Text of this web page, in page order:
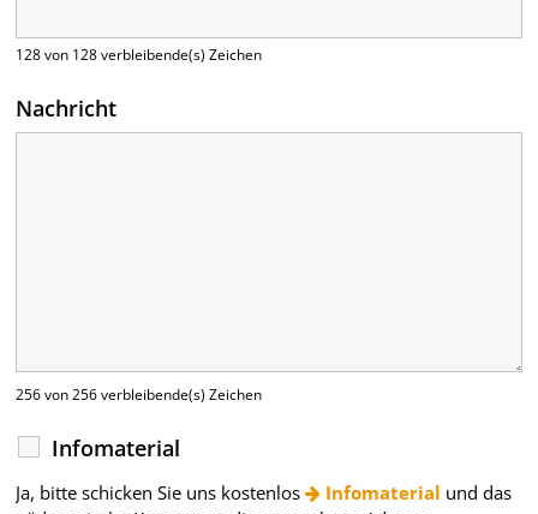
128 von 128 verbleibende(s) Zeichen
Nachricht
256 von 256 verbleibende(s) Zeichen
Infomaterial
Ja, bitte schicken Sie uns kostenlos Infomaterial und das